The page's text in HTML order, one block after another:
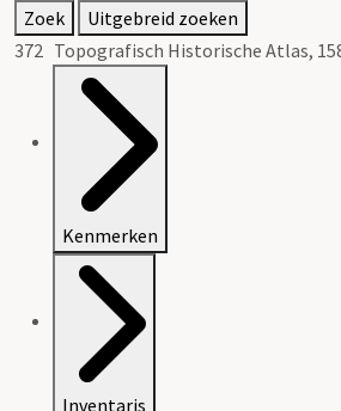
Zoek
Uitgebreid zoeken
372 Topografisch Historische Atlas,
Kenmerken
Inventaris